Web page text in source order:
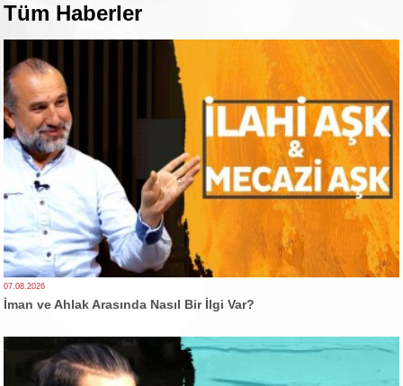
Tüm Haberler
07.08.2026
İman ve Ahlak Arasında Nasıl Bir İlgi Var?